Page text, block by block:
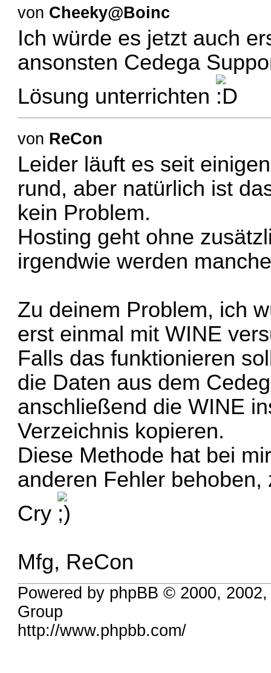
von Cheeky@Boinc
Ich würde es jetzt auch
ansonsten Cedega
Lösung unterrichten
von ReCon
Leider läuft es seit
rund, aber natürlich ist
kein Problem.
Hosting geht ohne
irgendwie werden
Zu deinem Problem, ich
erst einmal mit WINE
Falls das funktionieren
die Daten aus dem
anschließend die WINE
Verzeichnis kopieren.
Diese Methode hat bei
anderen Fehler
Cry
Mfg, ReCon
Powered by phpBB © 2000,
Group
http://www.phpbb.com/